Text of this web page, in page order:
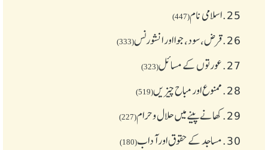
25. اسلامی نام(447)
26. قرض،سود، جوا اور انشورنس(333)
27. عورتوں کے مسائل(323)
28. ممنوع اور مباح چیز یں(519)
29. کھانے پینے میں حلال و حرام(227)
30. مساجد کے حقوق اور آداب(180)